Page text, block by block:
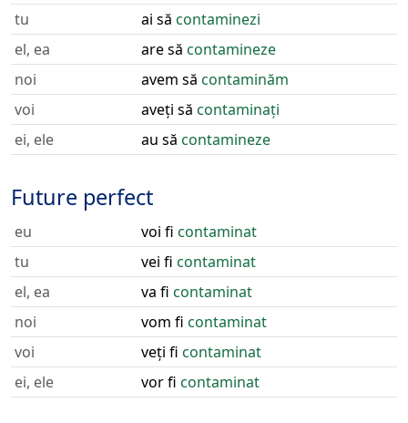
tu
ai să contaminezi
el, ea
are să contamineze
noi
avem să contaminăm
voi
aveți să contaminați
ei, ele
au să contamineze
Future perfect
eu voi fi contaminat
tu
vei fi contaminat
el, ea
va fi contaminat
noi
vom fi contaminat
voi
veți fi contaminat
ei, ele
vor fi contaminat